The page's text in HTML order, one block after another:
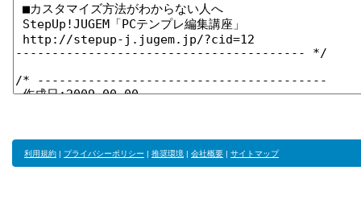
利用規約 | プライバシーポリシー | 推奨環境 | 会社概要 | サイトマップ